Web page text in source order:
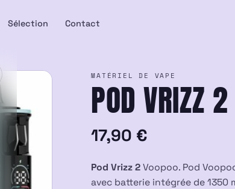
Sélection Contact
MATÉRIEL DE VAPE
POD VRIZZ 2
17,90 €
Pod Vrizz 2 Voopoo. Pod
avec batterie intégrée de 1350